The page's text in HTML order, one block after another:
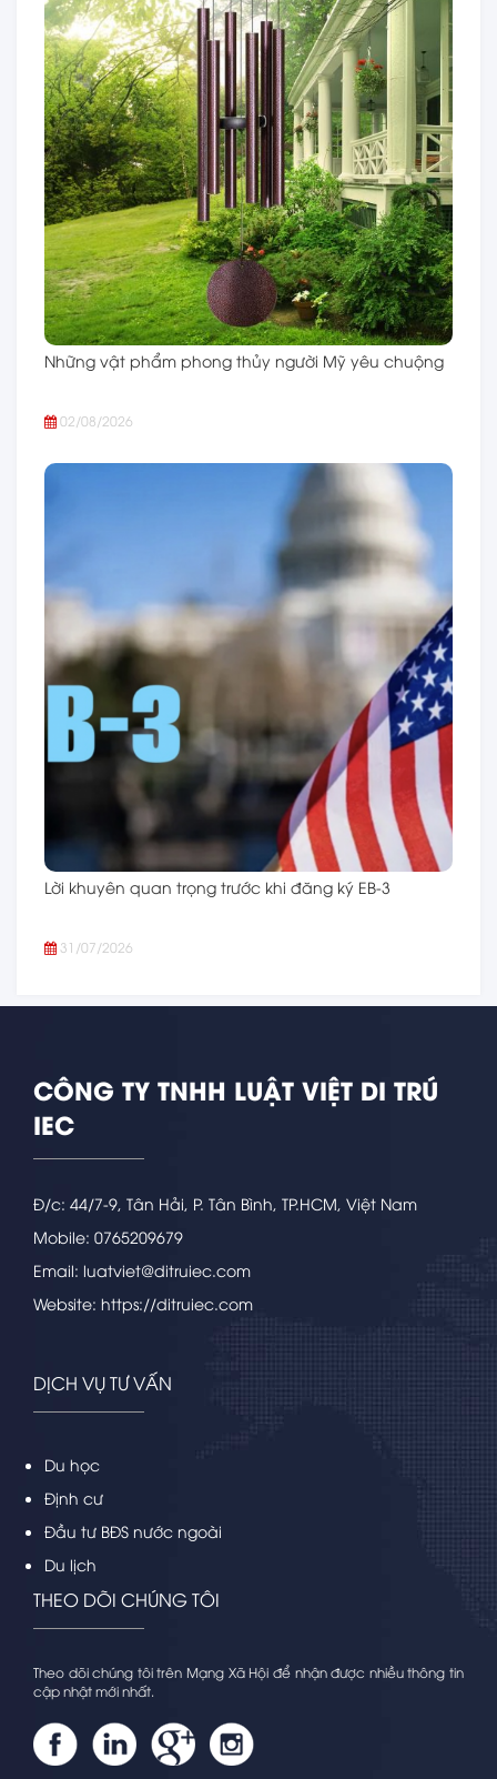
Những vật phẩm phong thủy người Mỹ yêu chuộng
02/08/2026
Lời khuyên quan trọng trước khi đăng ký EB-3
31/07/2026
CÔNG TY TNHH LUẬT VIỆT DI TRÚ
IEC
Đ/c: 44/7-9, Tân Hải, P. Tân Bình, TP.HCM, Việt Nam
Mobile: 0765209679
Email: luatviet@ditruiec.com
Website: https://ditruiec.com
DỊCH VỤ TƯ VẤN
Du học
Định cư
Đầu tư BĐS nước ngoài
Du lịch
THEO DÕI CHÚNG TÔI
Theo dõi chúng tôi trên Mạng Xã Hội để nhận được nhiều thông tin
cập nhật mới nhất.